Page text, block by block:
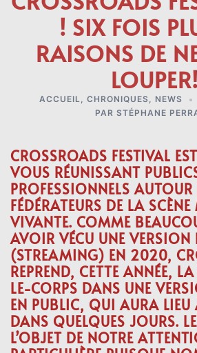
! SIX FOIS
RAISONS DE
LOUPER!
ACCUEIL, CHRONIQUES , NEWS
PAR STÉPHANE
CROSSROADS FESTIVAL
VOUS RÉUNISSANT
PROFESSIONNELS AUTOUR
FÉDÉRATEURS DE LA
VIVANTE. COMME
AVOIR VÉCU UNE VERSION
(STREAMING) EN 2020,
REPREND, CETTE ANNÉE,
LE-CORPS DANS UNE
EN PUBLIC, QUI AURA
DANS QUELQUES JOURS.
L’OBJET DE NOTRE